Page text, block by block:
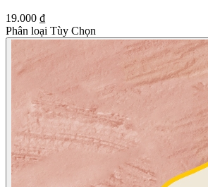
19.000 ₫
Phân loại Tùy Chọn